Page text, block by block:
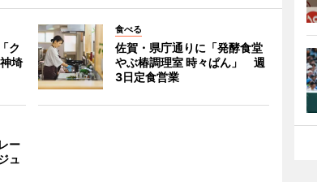
ク
埼
食べる
佐賀・県庁通りに「発酵食堂
やぶ椿調理室 時々ぱん」 週
3日定食営業
ー
ュ